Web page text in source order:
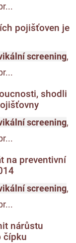
pojišťoven je
screening,
shodli
screening,
na preventivní
screening,
nárůstu
čípku